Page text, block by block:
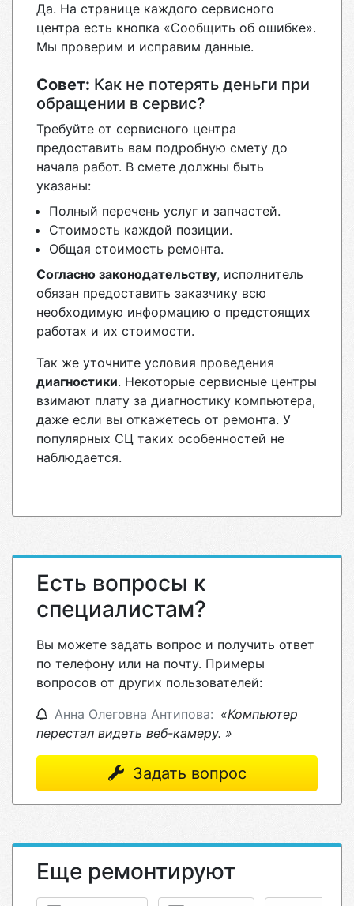
Да. На странице каждого сервисного
центра есть кнопка «Сообщить об ошибке».
Мы проверим и исправим данные.
Совет: Как не потерять деньги при
обращении в сервис?
Требуйте от сервисного центра
предоставить вам подробную смету до
начала работ. В смете должны быть
указаны:
Полный перечень услуг и запчастей.
Стоимость каждой позиции.
Общая стоимость ремонта.
Согласно законодательству, исполнитель
обязан предоставить заказчику всю
необходимую информацию о предстоящих
работах и их стоимости.
Так же уточните условия проведения
диагностики. Некоторые сервисные центры
взимают плату за диагностику компьютера,
даже если вы откажетесь от ремонта. У
популярных СЦ таких особенностей не
наблюдается.
Есть вопросы к
специалистам?
Вы можете задать вопрос и получить ответ
по телефону или на почту. Примеры
вопросов от других пользователей:
Анна Олеговна Антипова: «Компьютер
перестал видеть веб-камеру. »
Задать вопрос
Еще ремонтируют